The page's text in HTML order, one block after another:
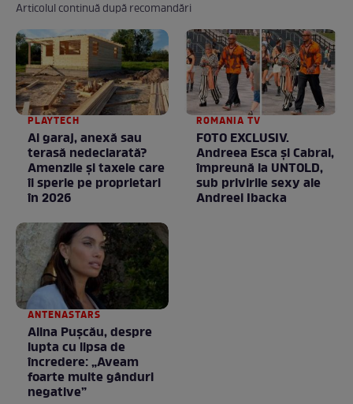
Articolul continuă după recomandări
PLAYTECH
Ai garaj, anexă sau
terasă nedeclarată?
Amenzile și taxele care
îi sperie pe proprietari
în 2026
ROMANIA TV
FOTO EXCLUSIV.
Andreea Esca şi Cabral,
împreună la UNTOLD,
sub privirile sexy ale
Andreei Ibacka
ANTENASTARS
Alina Pușcău, despre
lupta cu lipsa de
încredere: „Aveam
foarte multe gânduri
negative”